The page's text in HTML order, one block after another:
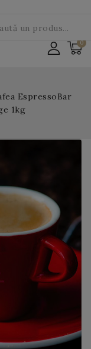
EspressoBar
1kg